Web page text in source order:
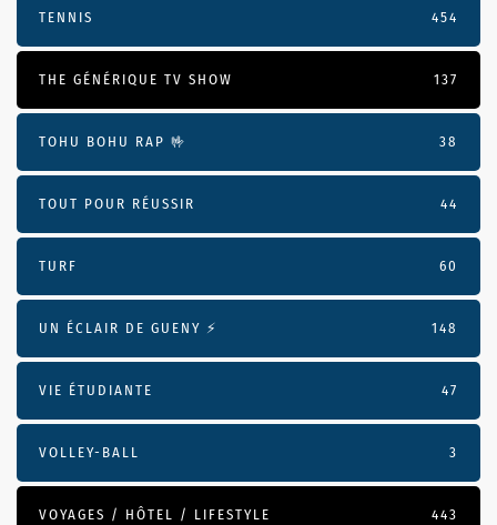
TENNIS 454
THE GÉNÉRIQUE TV SHOW 137
TOHU BOHU RAP 🤟 38
TOUT POUR RÉUSSIR 44
TURF 60
UN ÉCLAIR DE GUENY ⚡️ 148
VIE ÉTUDIANTE 47
VOLLEY-BALL 3
VOYAGES / HÔTEL / LIFESTYLE 443